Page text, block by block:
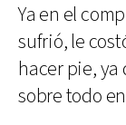
Ya en el
sufrió, le
hacer pie, ya
sobre todo